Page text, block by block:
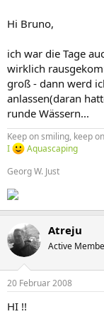
Hi Bruno,
ich war die Tage
wirklich
groß - dann werd
anlassen(daran
runde Wässern...
Keep on smiling, keep
I
Aquascaping
Georg W. Just
Atreju
Active
20 Februar 2008
HI !!